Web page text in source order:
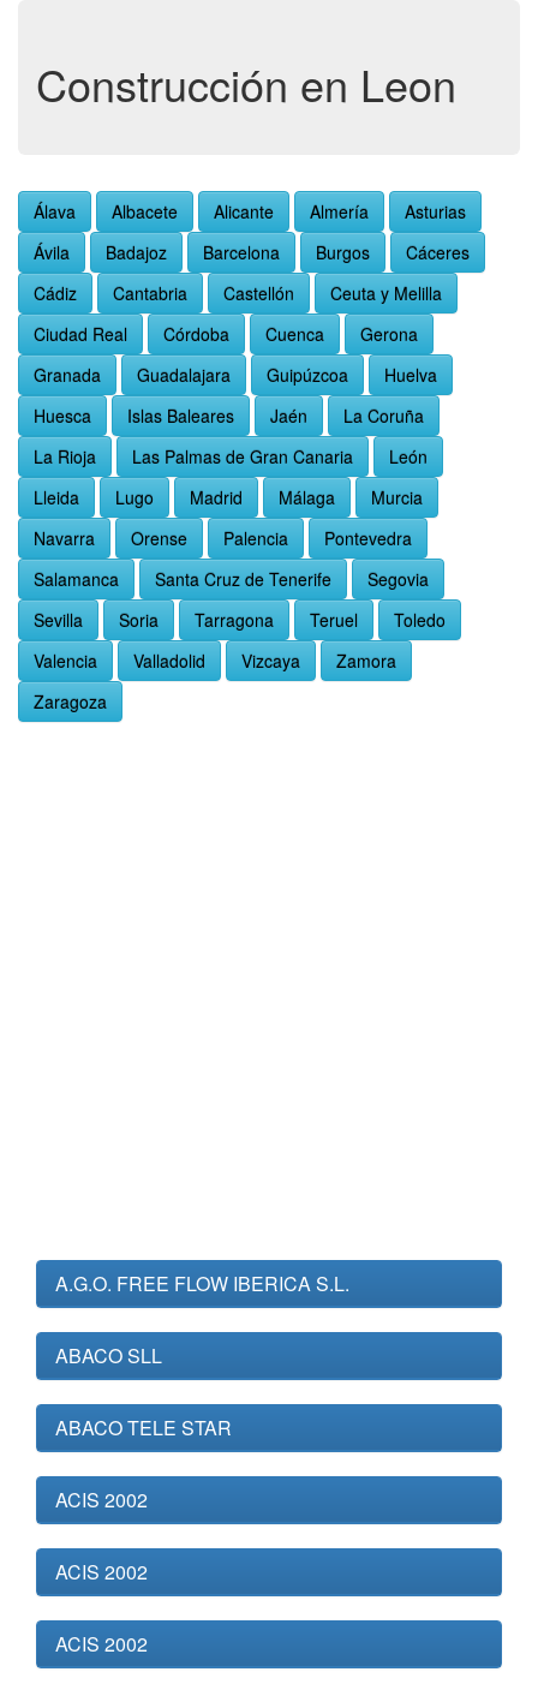
Construcción en Leon
Álava Albacete Alicante Almería
Asturias
Ávila
Badajoz Barcelona Burgos
Cáceres
Cádiz
Cantabria Castellón
Ceuta y Melilla
Ciudad Real
Córdoba Cuenca
Gerona
Granada
Guadalajara Guipúzcoa
Huelva
Huesca
Islas Baleares Jaén
La Coruña
La Rioja
Las Palmas de Gran Canaria
León
Lleida
Lugo Madrid Málaga
Murcia
Navarra
Orense Palencia
Pontevedra
Salamanca
Santa Cruz de Tenerife
Segovia
Sevilla
Soria Tarragona Teruel
Toledo
Valencia
Valladolid Vizcaya
Zamora
Zaragoza
A.G.O. FREE FLOW IBERICA S.L.
ABACO SLL
ABACO TELE STAR
ACIS 2002
ACIS 2002
ACIS 2002